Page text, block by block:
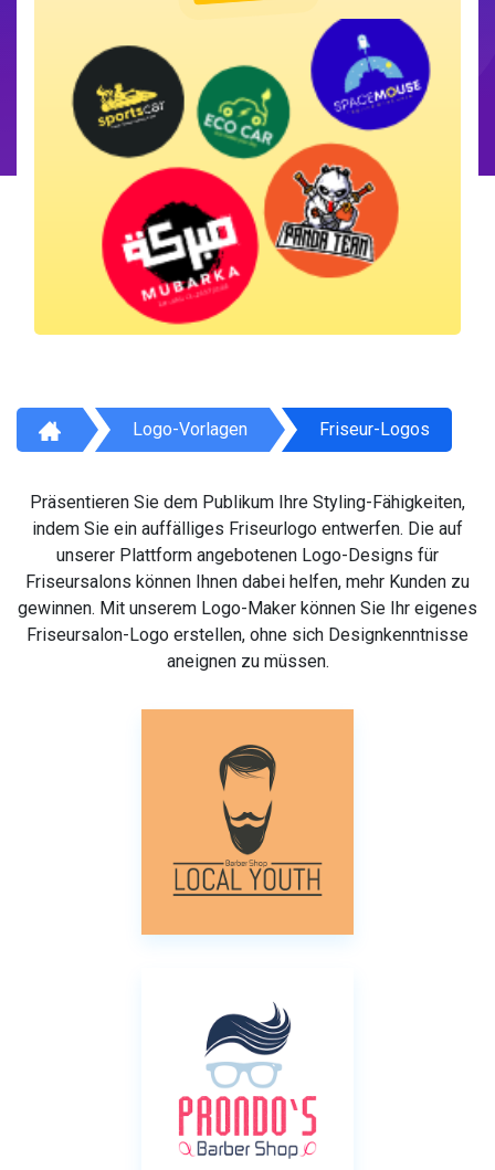
Logo-Vorlagen Friseur-Logos
Präsentieren Sie dem Publikum Ihre Styling-Fähigkeiten,
indem Sie ein auffälliges Friseurlogo entwerfen. Die auf
unserer Plattform angebotenen Logo-Designs für
Friseursalons können Ihnen dabei helfen, mehr Kunden zu
gewinnen. Mit unserem Logo-Maker können Sie Ihr eigenes
Friseursalon-Logo erstellen, ohne sich Designkenntnisse
aneignen zu müssen.